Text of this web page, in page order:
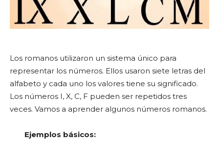
Los romanos utilizaron un sistema único para
representar los números. Ellos usaron siete letras del
alfabeto y cada uno los valores tiene su significado.
Los números I, X, C, F pueden ser repetidos tres
veces. Vamos a aprender algunos números romanos.
Ejemplos básicos: